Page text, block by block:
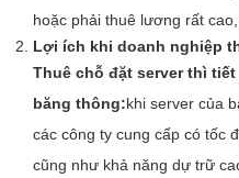
hoặc phải thuê lương rất
Lợi ích khi doanh nghiệp
Thuê chỗ đặt server thì
băng thông:khi server của
các công ty cung cấp có tốc
cũng như khả năng dự trữ